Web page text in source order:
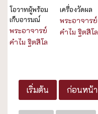
โอวาทผู้พร้อม
เก็บอารมณ์
พระอาจารย์
คำไม ฐิตสีโล
เครื่องวัดผล
พระอาจารย์
คำไม ฐิตสีโล
เริ่มต้น ก่อนหน้า